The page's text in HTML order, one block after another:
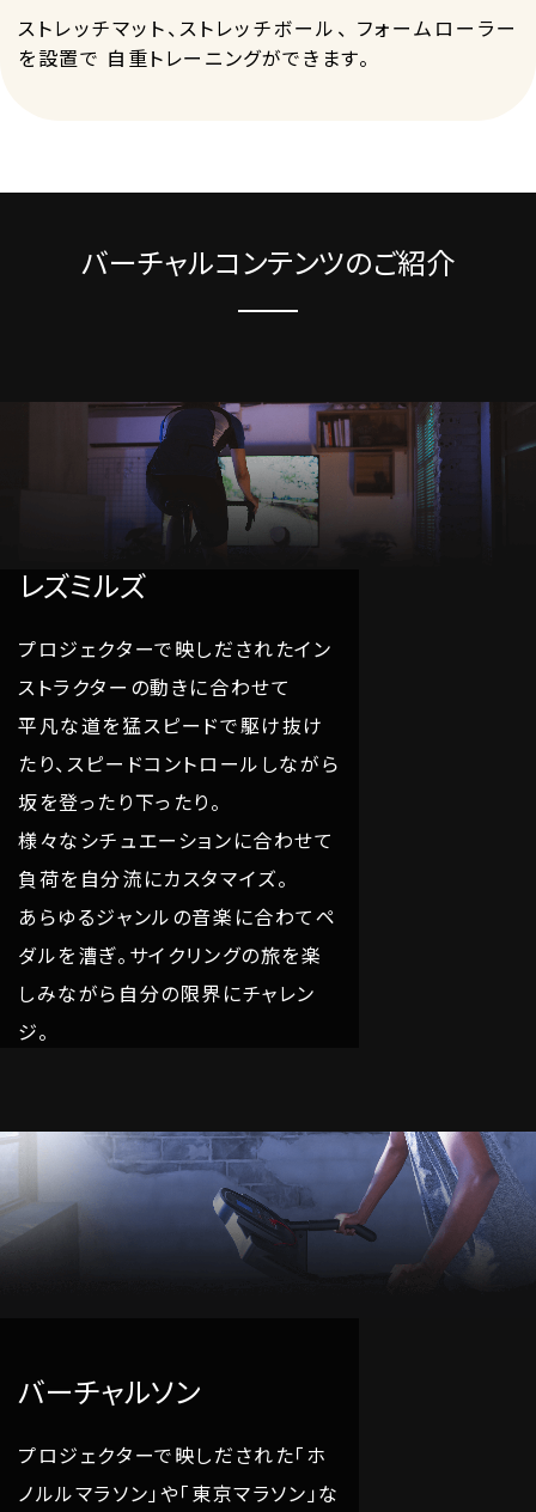
ストレッチマット、ストレッチボール、 フォームローラー
を設置で 自重トレーニングができます。
バーチャルコンテンツのご紹介
レズミルズ
プロジェクターで映しだされたイン
ストラクターの動きに合わせて
平凡な道を猛スピードで駆け抜け
たり、スピードコントロールしながら
坂を登ったり下ったり。
様々なシチュエーションに合わせて
負荷を自分流にカスタマイズ。
あらゆるジャンルの音楽に合わてペ
ダルを漕ぎ。サイクリングの旅を楽
しみながら自分の限界にチャレン
ジ。
バーチャルソン
プロジェクターで映しだされた「ホ
ノルルマラソン」や「東京マラソン」な